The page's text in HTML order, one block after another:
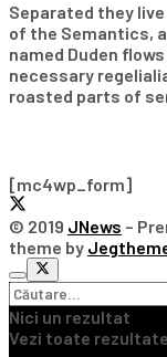
Separated they
of the Semantics,
named Duden
necessary
roasted parts of
[mc4wp_form]
© 2019 JNews –
theme by
Nici un rezultat
Vezi toate